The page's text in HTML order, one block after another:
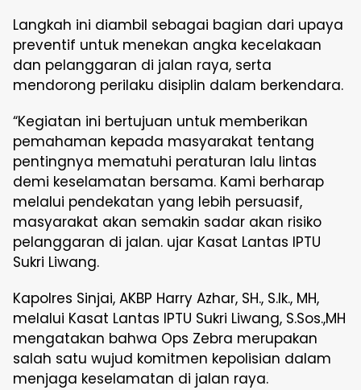
Langkah ini diambil sebagai bagian dari upaya
preventif untuk menekan angka kecelakaan
dan pelanggaran di jalan raya, serta
mendorong perilaku disiplin dalam berkendara.
“Kegiatan ini bertujuan untuk memberikan
pemahaman kepada masyarakat tentang
pentingnya mematuhi peraturan lalu lintas
demi keselamatan bersama. Kami berharap
melalui pendekatan yang lebih persuasif,
masyarakat akan semakin sadar akan risiko
pelanggaran di jalan. ujar Kasat Lantas IPTU
Sukri Liwang.
Kapolres Sinjai, AKBP Harry Azhar, SH., S.Ik., MH,
melalui Kasat Lantas IPTU Sukri Liwang, S.Sos.,MH
mengatakan bahwa Ops Zebra merupakan
salah satu wujud komitmen kepolisian dalam
menjaga keselamatan di jalan raya.